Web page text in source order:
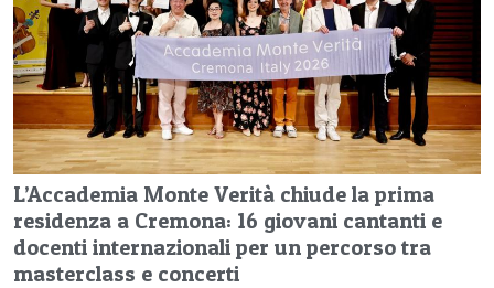
L’Accademia Monte Verità chiude la prima
residenza a Cremona: 16 giovani cantanti e
docenti internazionali per un percorso tra
masterclass e concerti